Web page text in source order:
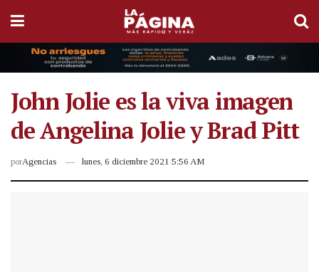
John Jolie es la viva imagen
de Angelina Jolie y Brad Pitt
porAgencias lunes, 6 diciembre 2021 5:56 AM